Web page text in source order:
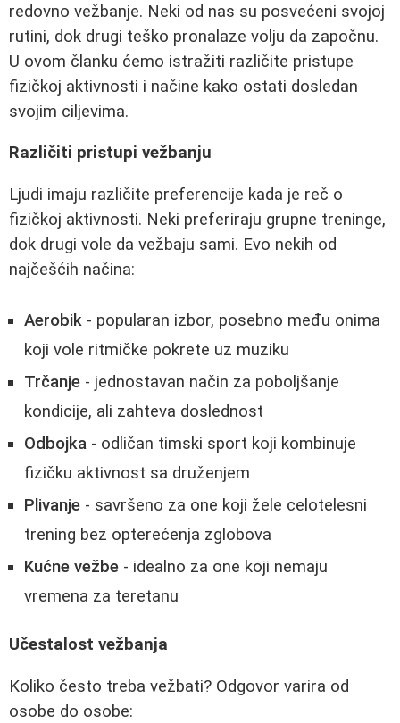
redovno vežbanje. Neki od nas su posvećeni svojoj
rutini, dok drugi teško pronalaze volju da započnu.
U ovom članku ćemo istražiti različite pristupe
fizičkoj aktivnosti i načine kako ostati dosledan
svojim ciljevima.
Različiti pristupi vežbanju
Ljudi imaju različite preferencije kada je reč o
fizičkoj aktivnosti. Neki preferiraju grupne treninge,
dok drugi vole da vežbaju sami. Evo nekih od
najčešćih načina:
Aerobik - popularan izbor, posebno među onima
koji vole ritmičke pokrete uz muziku
Trčanje - jednostavan način za poboljšanje
kondicije, ali zahteva doslednost
Odbojka - odličan timski sport koji kombinuje
fizičku aktivnost sa druženjem
Plivanje - savršeno za one koji žele celotelesni
trening bez opterećenja zglobova
Kućne vežbe - idealno za one koji nemaju
vremena za teretanu
Učestalost vežbanja
Koliko često treba vežbati? Odgovor varira od
osobe do osobe: